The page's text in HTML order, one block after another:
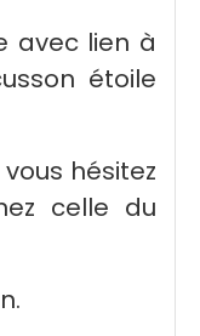
avec lien à
étoile
vous hésitez
celle du